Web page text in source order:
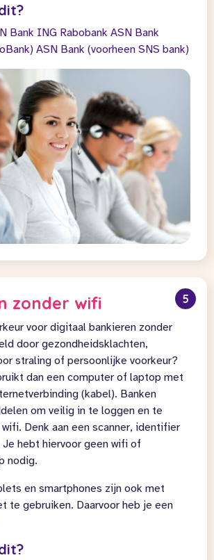
Bank ING Rabobank ASN Bank
ASN Bank (voorheen SNS bank)
5
zonder wifi
voor digitaal bankieren zonder
door gezondheidsklachten,
straling of persoonlijke voorkeur?
dan een computer of laptop met
(kabel). Banken
om veilig in te loggen en te
Denk aan een scanner, identifier
hebt hiervoor geen wifi of
nodig.
en smartphones zijn ook met
te gebruiken. Daarvoor heb je een